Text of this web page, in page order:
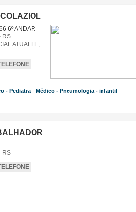
6º ANDAR
RS
ATUALLE,
- Pediatra Médico - Pneumologia - infantil
RS